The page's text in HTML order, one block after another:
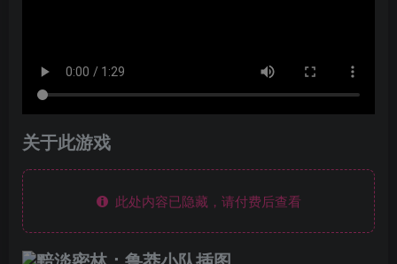
关于此游戏
此处内容已隐藏，请付费后查看